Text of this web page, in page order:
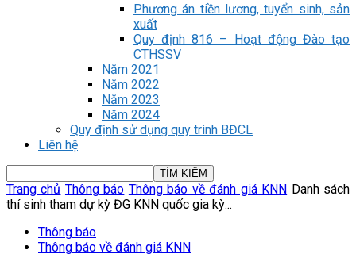
Phương án tiền lương, tuyển sinh, sản
xuất
Quy định 816 – Hoạt động Đào tạo
CTHSSV
Năm 2021
Năm 2022
Năm 2023
Năm 2024
Quy định sử dụng quy trình BĐCL
Liên hệ
Trang chủ Thông báo Thông báo về đánh giá KNN Danh sách
thí sinh tham dự kỳ ĐG KNN quốc gia kỳ...
Thông báo
Thông báo về đánh giá KNN